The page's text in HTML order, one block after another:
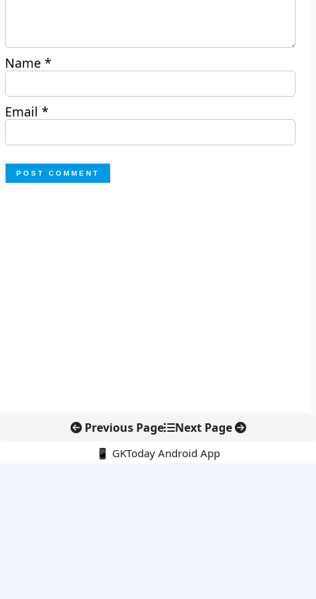
Name*
Email*
Previous Page Next Page
📱 GKToday Android App